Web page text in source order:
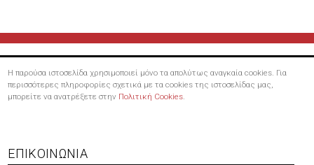
Η παρούσα ιστοσελίδα χρησιμοποιεί μόνο τα απολύτως αναγκαία cookies. Για
περισσότερες πληροφορίες σχετικά με τα cookies της ιστοσελίδας μας,
μπορείτε να ανατρέξετε στην Πολιτική Cookies.
Footer
ΕΠΙΚΟΙΝΩΝΊΑ